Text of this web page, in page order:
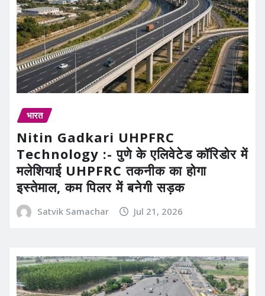
भारत
Nitin Gadkari UHPFRC
Technology :- पुणे के एलिवेटेड कॉरिडोर में
मलेशियाई UHPFRC तकनीक का होगा
इस्तेमाल, कम पिलर में बनेगी सड़क
Satvik Samachar Jul 21, 2026